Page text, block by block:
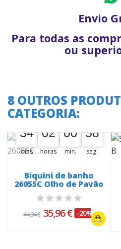
Envio
Para todas as
ou
8 OUTROS
CATEGORIA:
A oferta termina em:
34
34
00
dias
02
02
00
horas
00
00
01
min.
58
57
58
seg.
Biquini de banho
26055C Olho de Pavão
44,94 € 35,96 € -20%